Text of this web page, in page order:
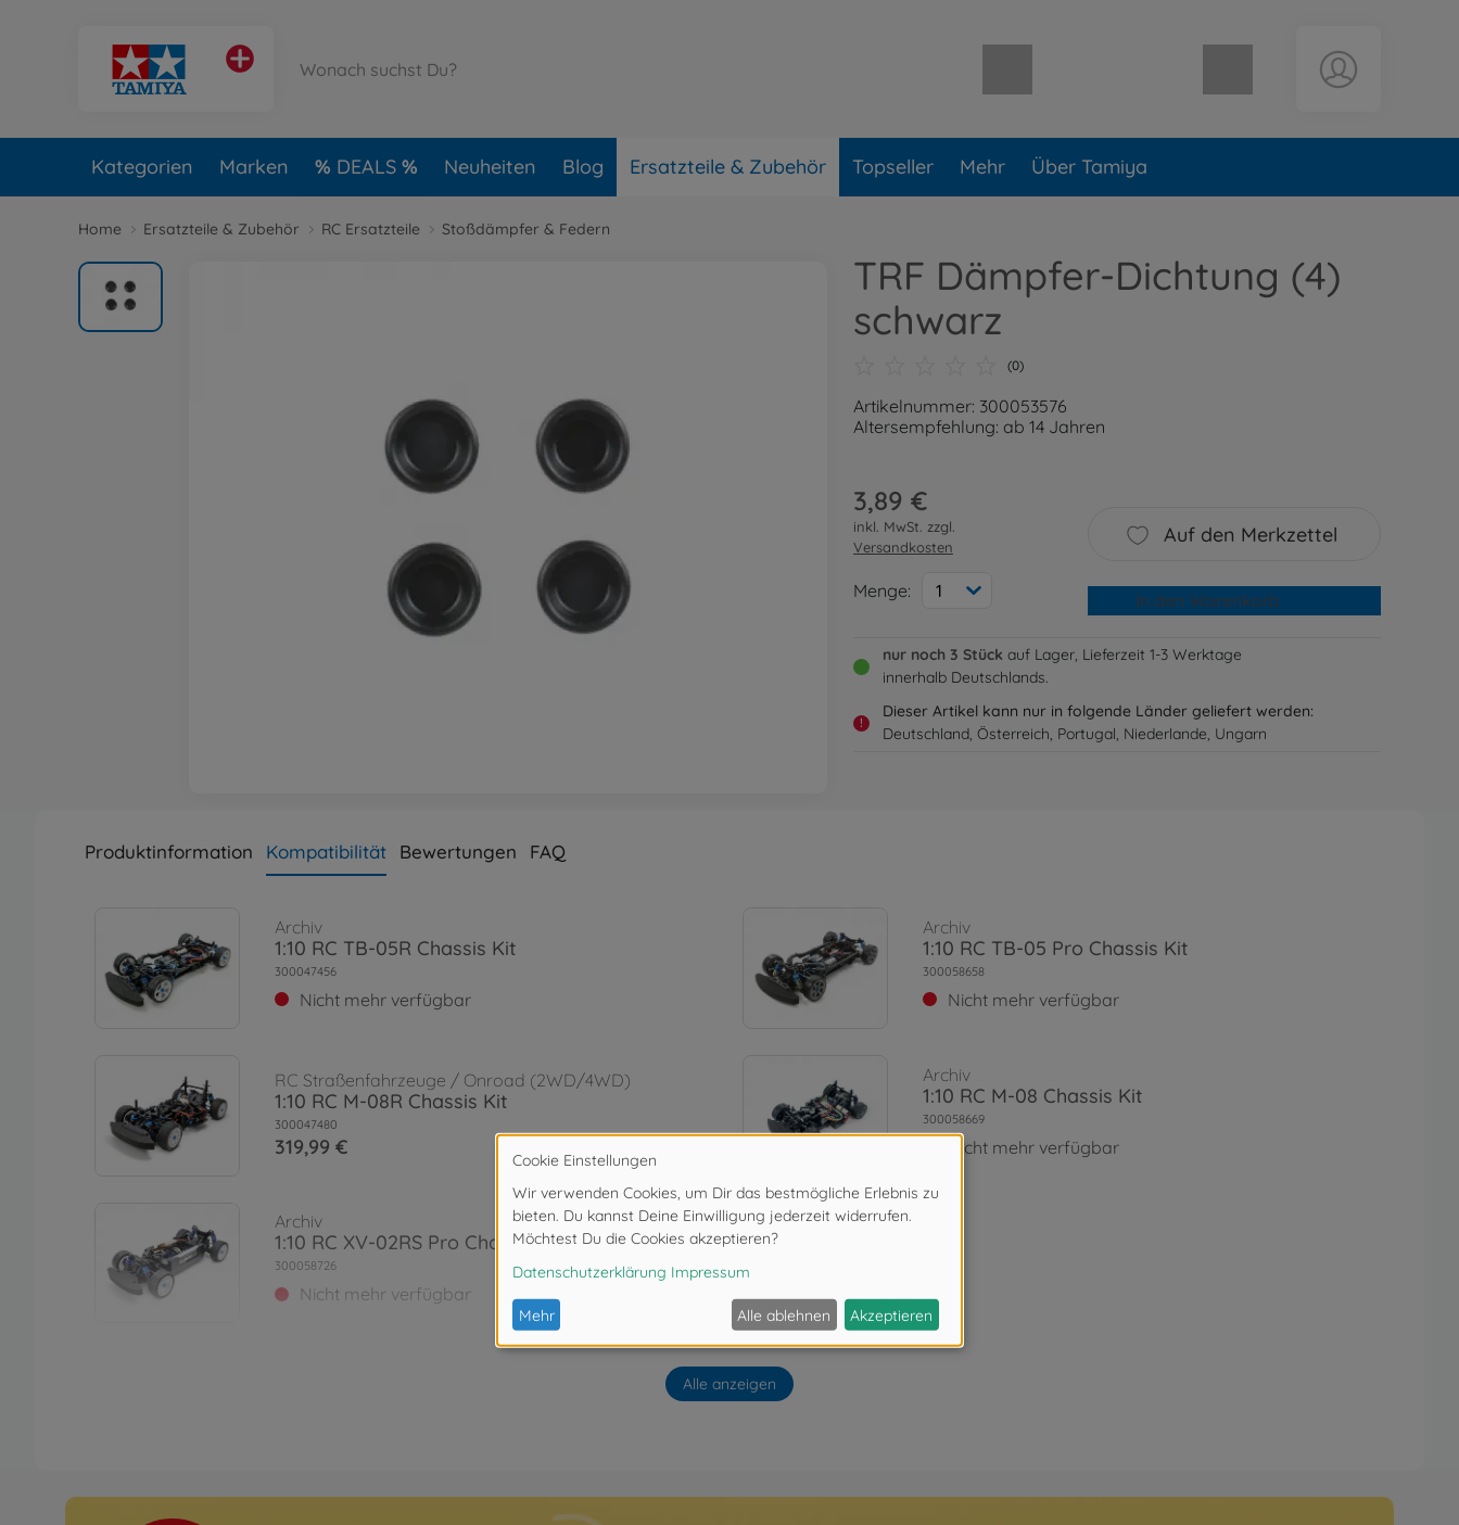
Warenkorb leer
Kategorien Marken DEALS Neuheiten Blog Ersatzteile & Zubehör Topseller Mehr Über Tamiya
Home Ersatzteile & Zubehör RC Ersatzteile Stoßdämpfer & Federn
TRF Dämpfer-Dichtung (4)
schwarz
(0)
Artikelnummer: 300053576
Altersempfehlung: ab 14 Jahren
3,89 €
inkl. MwSt. zzgl.
Versandkosten
Menge: 1
Auf den Merkzettel
In den Warenkorb
nur noch 3 Stück auf Lager, Lieferzeit 1-3 Werktage
innerhalb Deutschlands.
!
Dieser Artikel kann nur in folgende Länder geliefert werden:
Deutschland, Österreich, Portugal, Niederlande, Ungarn
Produktinformation Kompatibilität Bewertungen FAQ
Archiv
1:10 RC TB-05R Chassis Kit
300047456
Nicht mehr verfügbar
Archiv
1:10 RC TB-05 Pro Chassis Kit
300058658
Nicht mehr verfügbar
RC Straßenfahrzeuge / Onroad (2WD/4WD)
1:10 RC M-08R Chassis Kit
300047480
319,99 €
Archiv
1:10 RC M-08 Chassis Kit
300058669
Nicht mehr verfügbar
Archiv
1:10 RC XV-02RS Pro Chassis Kit
300058726
Nicht mehr verfügbar
Alle anzeigen